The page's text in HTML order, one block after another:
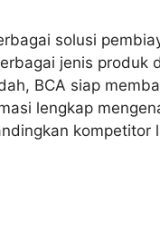
solusi
jenis produk
BCA siap
lengkap
kompetitor